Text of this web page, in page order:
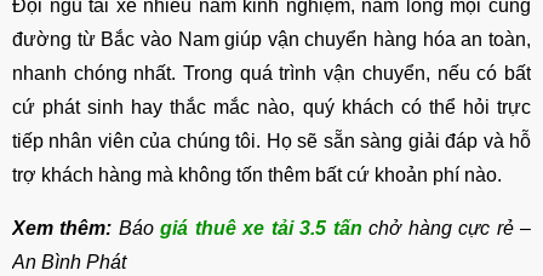
Đội ngũ tài xế nhiều năm kinh nghiệm, nằm lòng mọi cung
đường từ Bắc vào Nam giúp vận chuyển hàng hóa an toàn,
nhanh chóng nhất. Trong quá trình vận chuyển, nếu có bất
cứ phát sinh hay thắc mắc nào, quý khách có thể hỏi trực
tiếp nhân viên của chúng tôi. Họ sẽ sẵn sàng giải đáp và hỗ
trợ khách hàng mà không tốn thêm bất cứ khoản phí nào.
Xem thêm: Báo giá thuê xe tải 3.5 tấnchở hàng cực rẻ –
An Bình Phát